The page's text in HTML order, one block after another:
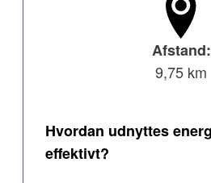
Afstand:
9,75 km
Hvordan udnyttes
effektivt?